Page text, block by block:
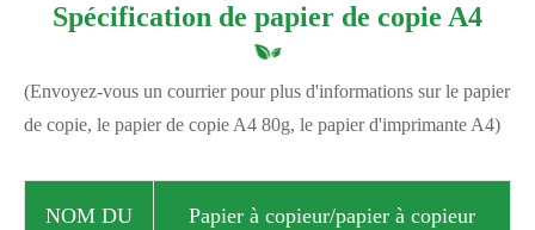
Spécification de papier de copie A4
(Envoyez-vous un courrier pour plus d'informations sur le papier
de copie, le papier de copie A4 80g, le papier d'imprimante A4)
NOM DU
Papier à copieur/papier à copieur